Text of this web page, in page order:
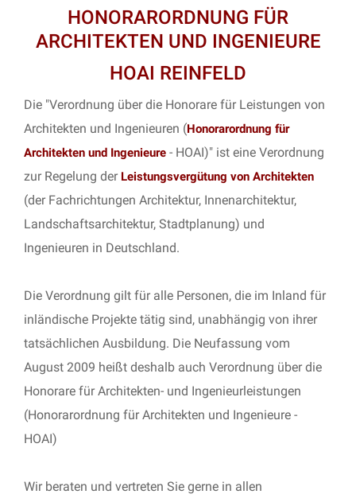
HONORARORDNUNG FÜR
ARCHITEKTEN UND INGENIEURE
HOAI REINFELD
Die "Verordnung über die Honorare für Leistungen von
Architekten und Ingenieuren (Honorarordnung für
Architekten und Ingenieure - HOAI)" ist eine Verordnung
zur Regelung der Leistungsvergütung von Architekten
(der Fachrichtungen Architektur, Innenarchitektur,
Landschaftsarchitektur, Stadtplanung) und
Ingenieuren in Deutschland.
Die Verordnung gilt für alle Personen, die im Inland für
inländische Projekte tätig sind, unabhängig von ihrer
tatsächlichen Ausbildung. Die Neufassung vom
August 2009 heißt deshalb auch Verordnung über die
Honorare für Architekten- und Ingenieurleistungen
(Honorarordnung für Architekten und Ingenieure -
HOAI)
Wir beraten und vertreten Sie gerne in allen